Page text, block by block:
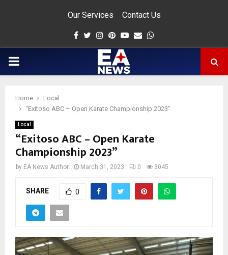
Our Services Contact Us
Facebook
Twitter
Instagram
Pinterest
Youtube
Email
PRIMARY
Home
Local
“Exitoso ABC – Open Karate Championship 2023”
Local
“Exitoso ABC – Open Karate
Championship 2023”
by EA News Author March 31, 2023 0 3045
SHARE 0